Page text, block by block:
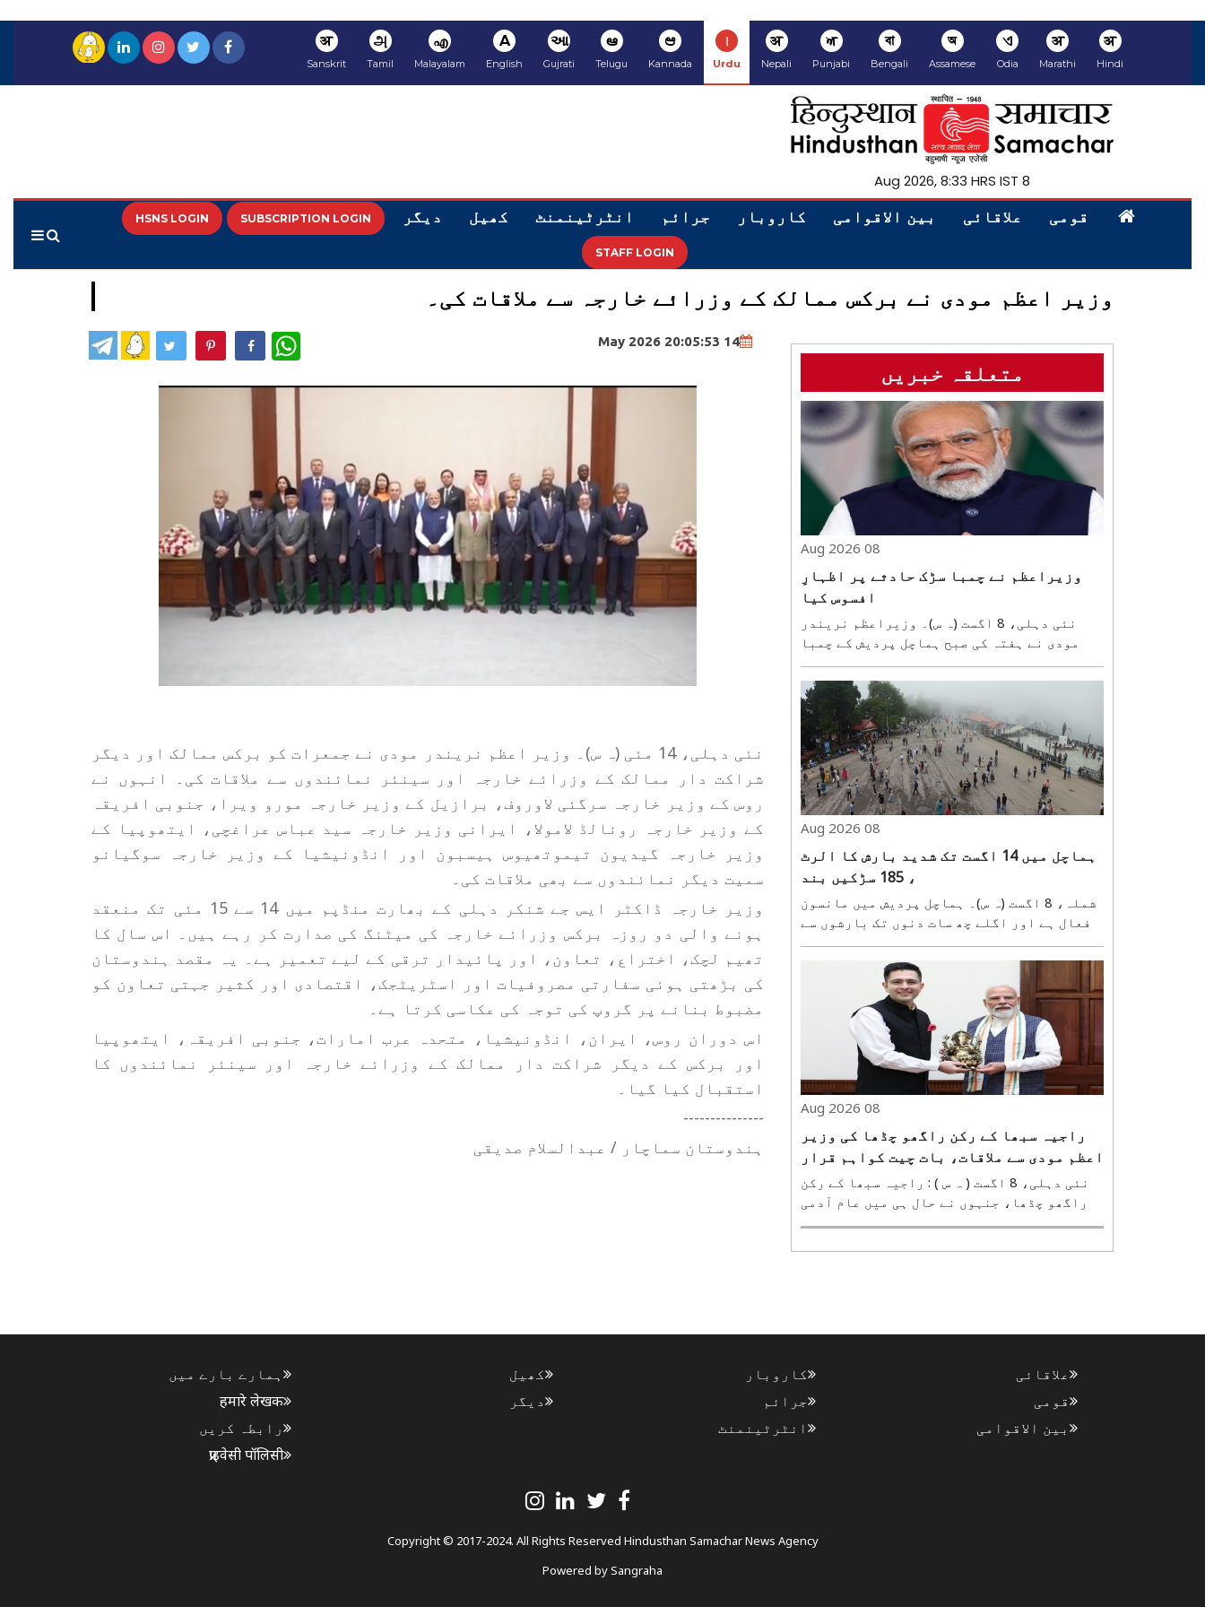
अ
Hindi
अ
Marathi
ଏ
Odia
অ
Assamese
বা
Bengali
ਅ
Punjabi
अ
Nepali
ا
Urdu
ಆ
Kannada
ఆ
Telugu
આ
Gujrati
A
English
എ
Malayalam
அ
Tamil
अ
Sanskrit
8 Aug 2026, 8:33 HRS IST
قومی علاقائی بین الاقوامی کاروبار جرائم انٹرٹینمنٹ کھیل دیگر SUBSCRIPTION LOGIN
HSNS LOGIN
STAFF LOGIN
وزیر اعظم مودی نے برکس ممالک کے وزرائے خارجہ سے ملاقات کی۔
14 May 2026 20:05:53
WhatsApp
نئی دہلی، 14 مئی (ہ س)۔ وزیر اعظم نریندر مودی نے جمعرات کو برکس ممالک اور دیگر
شراکت دار ممالک کے وزرائے خارجہ اور سینئر نمائندوں سے ملاقات کی۔ انہوں نے
روس کے وزیر خارجہ سرگئی لاوروف، برازیل کے وزیر خارجہ مورو ویرا، جنوبی افریقہ
کے وزیر خارجہ رونالڈ لامولا، ایرانی وزیر خارجہ سید عباس عراغچی، ایتھوپیا کے
وزیر خارجہ گیدیون تیموتھیوس ہیسبون اور انڈونیشیا کے وزیر خارجہ سوگیانو
سمیت دیگر نمائندوں سے بھی ملاقات کی۔
وزیر خارجہ ڈاکٹر ایس جے شنکر دہلی کے بھارت منڈپم میں 14 سے 15 مئی تک منعقد
ہونے والی دو روزہ برکس وزرائے خارجہ کی میٹنگ کی صدارت کر رہے ہیں۔ اس سال کا
تھیم لچک، اختراع، تعاون، اور پائیدار ترقی کے لیے تعمیر ہے۔ یہ مقصد ہندوستان
کی بڑھتی ہوئی سفارتی مصروفیات اور اسٹریٹجک، اقتصادی اور کثیر جہتی تعاون کو
مضبوط بنانے پر گروپ کی توجہ کی عکاسی کرتا ہے۔
اس دوران روس، ایران، انڈونیشیا، متحدہ عرب امارات، جنوبی افریقہ، ایتھوپیا
اور برکس کے دیگر شراکت دار ممالک کے وزرائے خارجہ اور سینئر نمائندوں کا
استقبال کیا گیا۔
---------------
ہندوستان سماچار / عبدالسلام صدیقی
متعلقہ خبریں
08 Aug 2026
وزیراعظم نے چمبا سڑک حادثے پر اظہارِ
افسوس کیا
نئی دہلی، 8 اگست (ہ س)۔ وزیراعظم نریندر
مودی نے ہفتہ کی صبح ہماچل پردیش کے چمبا
کا اظہار کیا۔ انہوں نے حادثے میں جان
گنوانے والے افراد کے اہل خانہ سے تعزیت کا
اظہار کیا اور زخمیوں کی جلد صحت یابی کی
دعا ..
08 Aug 2026
ہماچل میں 14 اگست تک شدید بارش کا الرٹ
، 185 سڑکیں بند
شملہ، 8 اگست (ہ س)۔ ہماچل پردیش میں مانسون
فعال ہے اور اگلے چھ سات دنوں تک بارشوں سے
14 اگست تک مختلف مقامات پر شدید بارش کا
الرٹ جاری کیا ہے۔ 10 اور 11 اگست کو شدید
بارش کے لیے اورنج الرٹ جاری کیا گیا ہے۔..
08 Aug 2026
راجیہ سبھا کے رکن راگھو چڈھا کی وزیر
اعظم مودی سے ملاقات، بات چیت کواہم قرار
دیا
نئی دہلی، 8 اگست ( ہ س ) : راجیہ سبھا کے رکن
راگھو چڈھا، جنہوں نے حال ہی میں عام آدمی
ہمارے بارے میں
हमारे लेखक
رابطہ کریں
प्राइवेसी पॉलिसी
کھیل
دیگر
کاروبار
جرائم
انٹرٹینمنٹ
علاقائی
قومی
بین الاقوامی
Copyright © 2017-2024. All Rights Reserved Hindusthan Samachar News Agency
Powered bySangraha